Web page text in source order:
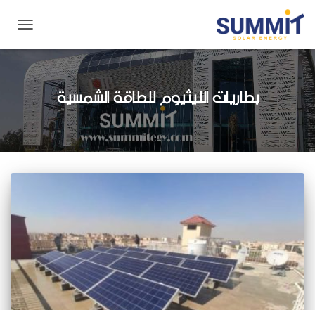
التنقل
بطاريات الليثيوم للطاقة الشمسية